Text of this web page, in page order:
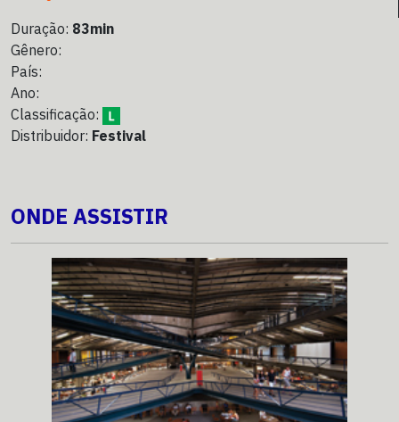
Duração: 83min
Gênero:
País:
Ano:
Classificação:
Distribuidor: Festival
ONDE ASSISTIR